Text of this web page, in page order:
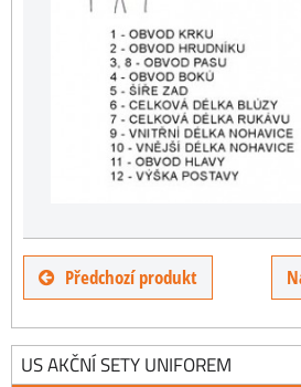
Předchozí produkt
US AKČNÍ SETY UNIFOREM